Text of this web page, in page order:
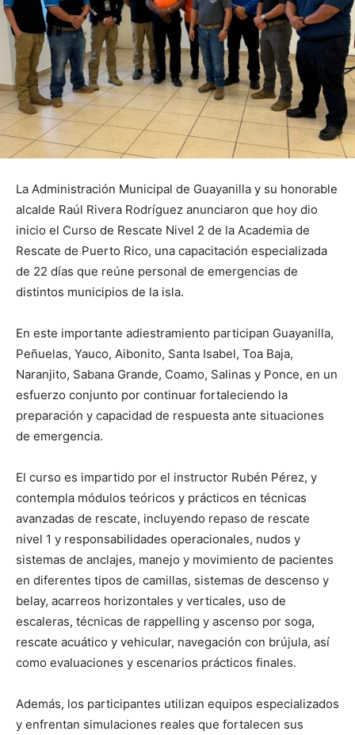
La Administración Municipal de Guayanilla y su honorable
alcalde Raúl Rivera Rodríguez anunciaron que hoy dio
inicio el Curso de Rescate Nivel 2 de la Academia de
Rescate de Puerto Rico, una capacitación especializada
de 22 días que reúne personal de emergencias de
distintos municipios de la isla.
En este importante adiestramiento participan Guayanilla,
Peñuelas, Yauco, Aibonito, Santa Isabel, Toa Baja,
Naranjito, Sabana Grande, Coamo, Salinas y Ponce, en un
esfuerzo conjunto por continuar fortaleciendo la
preparación y capacidad de respuesta ante situaciones
de emergencia.
El curso es impartido por el instructor Rubén Pérez, y
contempla módulos teóricos y prácticos en técnicas
avanzadas de rescate, incluyendo repaso de rescate
nivel 1 y responsabilidades operacionales, nudos y
sistemas de anclajes, manejo y movimiento de pacientes
en diferentes tipos de camillas, sistemas de descenso y
belay, acarreos horizontales y verticales, uso de
escaleras, técnicas de rappelling y ascenso por soga,
rescate acuático y vehicular, navegación con brújula, así
como evaluaciones y escenarios prácticos finales.
Además, los participantes utilizan equipos especializados
y enfrentan simulaciones reales que fortalecen sus